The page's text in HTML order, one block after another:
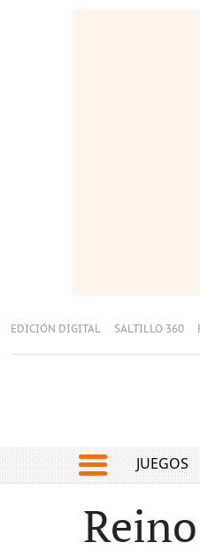
EDICIÓN DIGITAL SALTILLO 360
JUEGOS